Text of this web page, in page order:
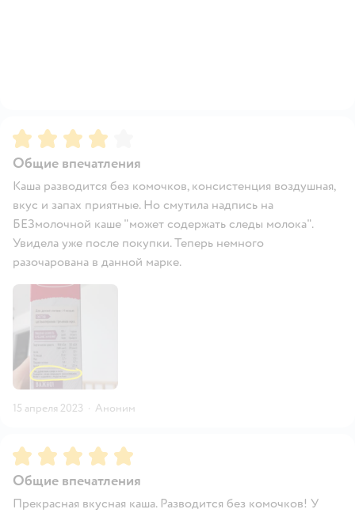
Рейтинг:4
Общие впечатления
Каша разводится без комочков, консистенция воздушная,
вкус и запах приятные. Но смутила надпись на
БЕЗмолочной каше "может содержать следы молока".
Увидела уже после покупки. Теперь немного
разочарована в данной марке.
15 апреля 2023 · Аноним
Рейтинг:5
Общие впечатления
Прекрасная вкусная каша. Разводится без комочков! У